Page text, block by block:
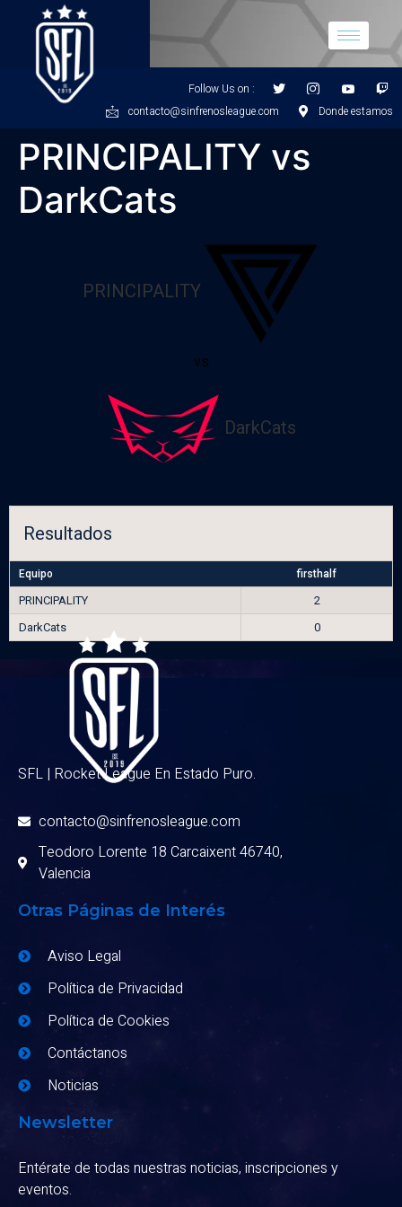
Follow Us on :
contacto@sinfrenosleague.com
Donde estamos
PRINCIPALITY vs
DarkCats
PRINCIPALITY
vs
DarkCats
Resultados
Equipo firsthalf
PRINCIPALITY
2
DarkCats
0
SFL | Rocket League En Estado Puro.
contacto@sinfrenosleague.com
Teodoro Lorente 18 Carcaixent 46740,
Valencia
Otras Páginas de Interés
Aviso Legal
Política de Privacidad
Política de Cookies
Contáctanos
Noticias
Newsletter
Entérate de todas nuestras noticias, inscripciones y
eventos.